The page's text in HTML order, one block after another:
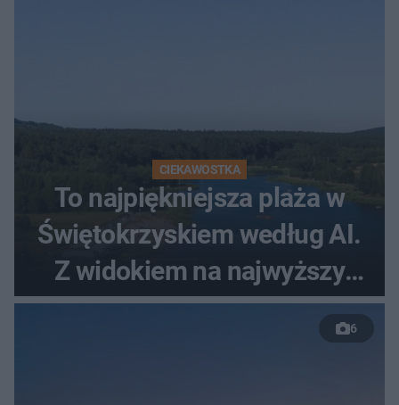
CIEKAWOSTKA
To najpiękniejsza plaża w
Świętokrzyskiem według AI.
Z widokiem na najwyższy
szczyt Gór Świętokrzyskich
6